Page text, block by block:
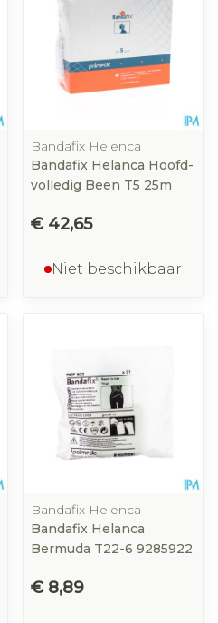
Bandafix Helenca
Bandafix Helanca Hoofd-
volledig Been T5 25m
€ 42,65
Niet beschikbaar
Bandafix Helenca
Bandafix Helanca
Bermuda T22-6 9285922
€ 8,89